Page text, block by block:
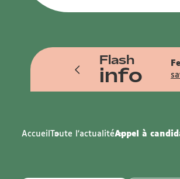
Flash
info
pendant l'été. Reprise le samedi
Accueil Toute l'actualitéAppel à